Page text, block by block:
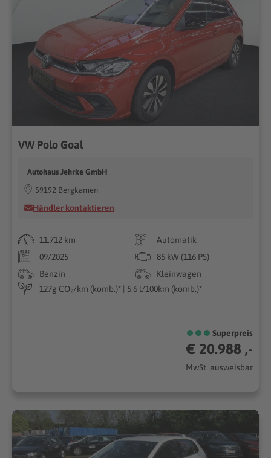
VW Polo Goal
Autohaus Jehrke GmbH
59192 Bergkamen
Händler kontaktieren
11.712 km
Automatik
09/2025
85 kW (116 PS)
Benzin
Kleinwagen
127g CO₂/km (komb.)* | 5.6 l/100km (komb.)*
Superpreis
€ 20.988 ,-
MwSt. ausweisbar